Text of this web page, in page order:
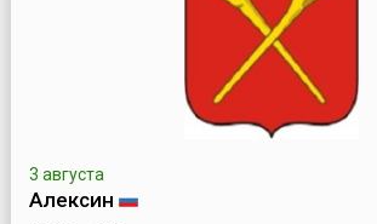
3 августа
Алексин